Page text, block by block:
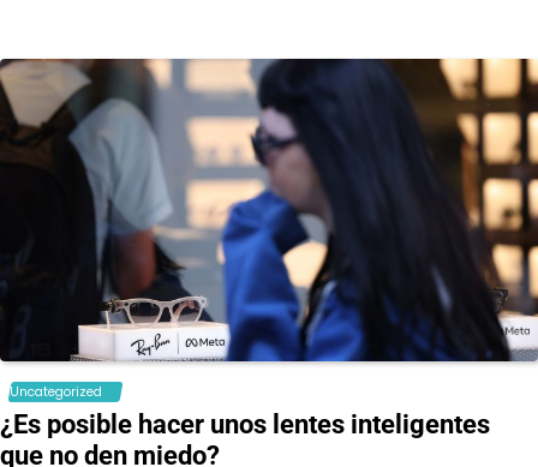
Uncategorized
¿Es posible hacer unos lentes inteligentes
que no den miedo?